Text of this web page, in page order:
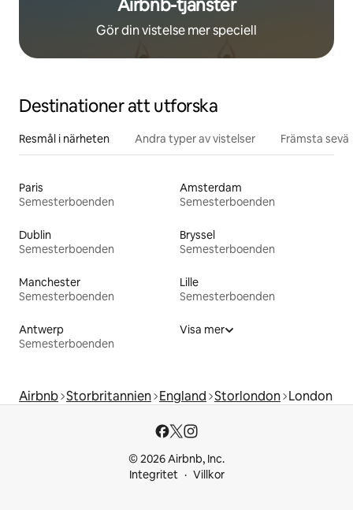
Airbnb-tjänster
Gör din vistelse mer speciell
Destinationer att utforska
Resmål i närheten Andra typer av vistelser Främsta
Paris
Semesterboenden
Amsterdam
Semesterboenden
Dublin
Semesterboenden
Bryssel
Semesterboenden
Manchester
Semesterboenden
Lille
Semesterboenden
Antwerp
Semesterboenden
Visa mer
Airbnb Storbritannien England Storlondon London
© 2026 Airbnb, Inc.
Integritet
Villkor